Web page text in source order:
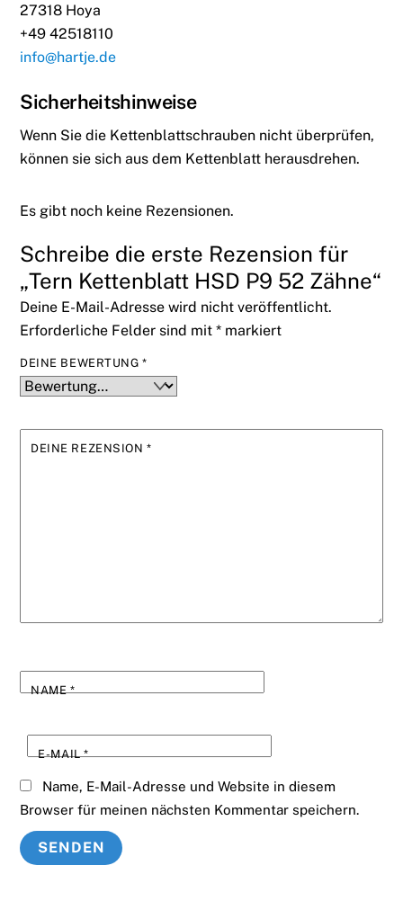
27318 Hoya
+49 42518110
info@hartje.de
Sicherheitshinweise
Wenn Sie die Kettenblattschrauben nicht überprüfen,
können sie sich aus dem Kettenblatt herausdrehen.
Es gibt noch keine Rezensionen.
Schreibe die erste Rezension für
„Tern Kettenblatt HSD P9 52 Zähne“
Deine E-Mail-Adresse wird nicht veröffentlicht.
Erforderliche Felder sind mit* markiert
DEINE BEWERTUNG *
DEINE REZENSION *
NAME*
E-MAIL*
Name, E-Mail-Adresse und Website in diesem
Browser für meinen nächsten Kommentar speichern.